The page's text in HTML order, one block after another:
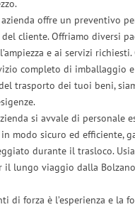
offre un preventivo
del cliente. Offriamo diversi
e ai servizi
completo di imballaggio
trasporto dei tuoi beni,
si avvale di personale
modo sicuro ed efficiente,
durante il trasloco.
il lungo viaggio dalla
di forza è l’esperienza e la